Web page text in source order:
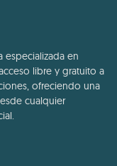
en
libre y gratuito a
ofreciendo una
cualquier